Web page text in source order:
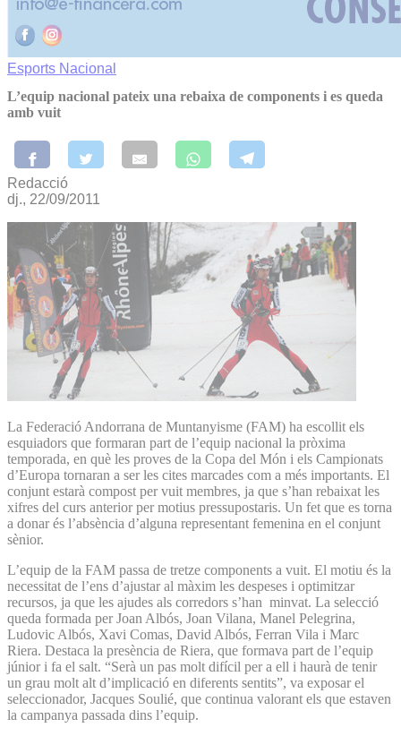
Esports Nacional
L’equip nacional pateix una rebaixa de components i es queda
amb vuit
Redacció
dj., 22/09/2011
La Federació Andorrana de Muntanyisme (FAM) ha escollit els
esquiadors que formaran part de l’equip nacional la pròxima
temporada, en què les proves de la Copa del Món i els Campionats
d’Europa tornaran a ser les cites marcades com a més importants. El
conjunt estarà compost per vuit membres, ja que s’han rebaixat les
xifres del curs anterior per motius pressupostaris. Un fet que es torna
a donar és l’absència d’alguna representant femenina en el conjunt
sènior.
L’equip de la FAM passa de tretze components a vuit. El motiu és la
necessitat de l’ens d’ajustar al màxim les despeses i optimitzar
recursos, ja que les ajudes als corredors s’han minvat. La selecció
queda formada per Joan Albós, Joan Vilana, Manel Pelegrina,
Ludovic Albós, Xavi Comas, David Albós, Ferran Vila i Marc
Riera. Destaca la presència de Riera, que formava part de l’equip
júnior i fa el salt. “Serà un pas molt difícil per a ell i haurà de tenir
un grau molt alt d’implicació en diferents sentits”, va exposar el
seleccionador, Jacques Soulié, que continua valorant els que estaven
la campanya passada dins l’equip.